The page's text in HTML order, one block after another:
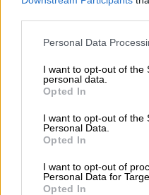
Please note that this
not limited to your visit or
grant or deny consent to
use your data for below
consent section.
Personal Data
I want to opt-out of the
personal data.
Opted In
I want to opt-out of the
Personal Data.
Opted In
I want to opt-out of
Personal Data for
Opted In
επιχειρησιακά
ΔΙΑΒΑΣΤΕ ΕΠΙΣΗΣ
Ελλάδα
Βιασμός
επηρεάζουν το
εξετάσεις